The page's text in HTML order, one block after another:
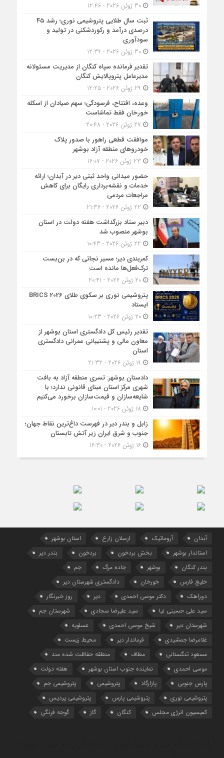
30 ژوئن 2026 - 12:46
ثبت سال طلایی پتروشیمی نوری؛ رشد ۴۵
درصدی درآمد و رکوردشکنی در تولید و
سودآوری
30 ژوئن 2026 - 12:39
تقدیر فرمانده سپاه کنگان از مدیریت مسئولانه
مدیرعامل پتروپالایش کنگان
وعده، افتتاح، فرسودگی؛ سهم صیادان از اسکله
خورخان فقط تماشاست
موافقت قطعی راهور با صدور پلاک
خودروهای منطقه آزاد بوشهر
حضور میدانی واحد ثبتی دیر در آبدان؛ ارائه
خدمات و نقشه‌برداری رایگان برای کاهش
مراجعات مردمی
دبیر ستاد بزرگداشت هفته دولت در استان
بوشهر منصوب شد
کمربندی دیر؛ مسیر نجاتی که در بن‌بست
ترک‌فعل‌ها مانده است
20 ژوئن 2026 - 20:41
پتروشیمی نوری بر سکوی طلای BRICS 2026
ایستاد
20 ژوئن 2026 - 10:23
تقدیر رئیس کل دادگستری استان بوشهر از
معاون مالی و پشتیبانی عمرانی دادگستری
استان
دادستان بوشهر: تسری منطقه آزاد به بافت
شهری مرکز استان مبنای قانونی ندارد؛ با
شایعه‌سازان و قیمت‌سازان برخورد می‌کنیم
زابل و بندر دیر در فهرست داغ‌ترین نقاط جهان؛
جنوب و شرق ایران زیر آتش تابستان
16 ژوئن 2026 - 16:30
آبدان آروماتیک ارسلان زارع
استان بوشهر
استاندار بوشهر
بخش بردخون بردخون
بندر دیر
بندر کنگان
بوشهر جاده مرگ
جم
خلیج فارس
خورخان
دادگستری شهرستان دیر
دوراهک
دکتر موسی احمدی دیر
روز خبرنگار
سید علی حسینی نیا
سید علیرضا سجادی
شهرستان جم
شهرستان دیر
شیخ موسی احمدی
عسلویه
غلامرضا جمشیدی
فرماندار دیر
محیط زیست
مسعود تنگستانی
مطاف
منطقه حفاظت شده مند
موسی احمدی
نماینده جنوب استان بوشهر
هفته دولت
پارس جنوبی
پازارگاد پتروشیمی
پتروشیمی جم
پتروشیمی نوری
پتروشیمی پارس
پتروشیمی پردیس
کمیسیون انرژی مجلس
کنگان گاز گوجه فرنگی